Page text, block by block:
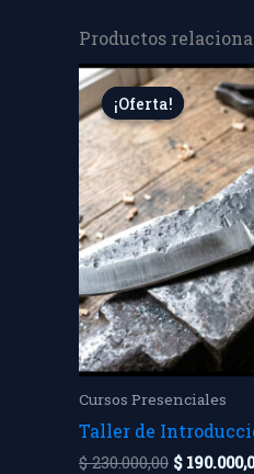
Productos
¡Oferta!
¡Oferta!
Cursos Presenciales
Taller de
$230.000,00
El
precio
original
era:
$
$